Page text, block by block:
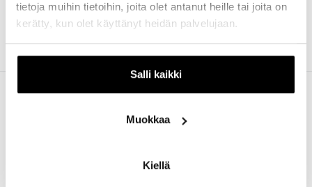
tietoja muihin tietoihin, joita olet antanut heille tai joita on
kerätty, kun olet käyttänyt heidän palvelujaan.
Salli kaikki
Muokkaa
Kiellä00930 Helsinki